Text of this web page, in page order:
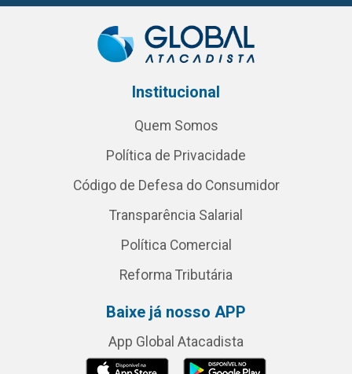
Institucional
Quem Somos
Política de Privacidade
Código de Defesa do Consumidor
Transparência Salarial
Política Comercial
Reforma Tributária
Baixe já nosso APP
App Global Atacadista